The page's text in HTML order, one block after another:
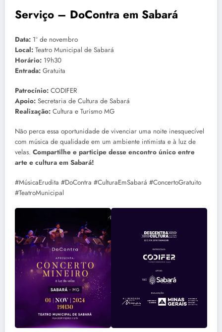
Serviço – DoContra em Sabará
Data: 1º de novembro
Local: Teatro Municipal de Sabará
Horário: 19h30
Entrada: Gratuita
Patrocínio: CODIFER
Apoio: Secretaria de Cultura de Sabará
Realização: Cultura e Turismo MG
Não perca essa oportunidade de vivenciar uma noite inesquecível
com música de qualidade em um ambiente intimista e à luz de
velas. Compartilhe e participe desse encontro único entre
arte e cultura em Sabará!
#MúsicaErudita #DoContra #CulturaEmSabará #ConcertoGratuito
#TeatroMunicipal